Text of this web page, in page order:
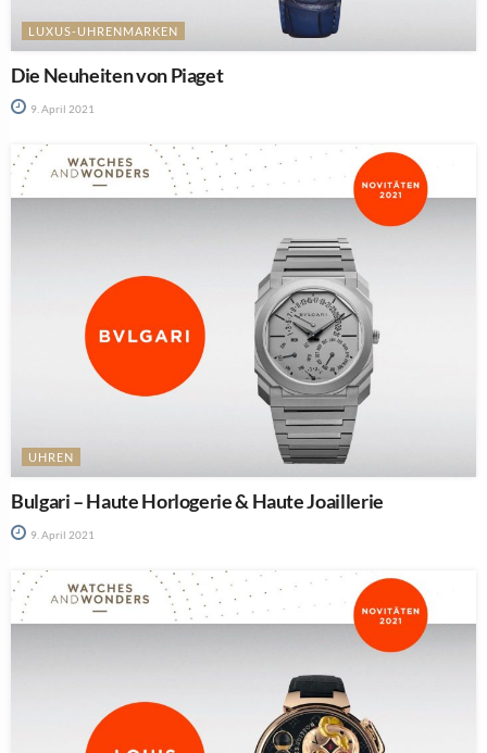
LUXUS-UHRENMARKEN
Die Neuheiten von Piaget
9. April 2021
UHREN
Bulgari – Haute Horlogerie & Haute Joaillerie
9. April 2021